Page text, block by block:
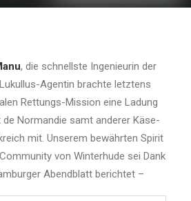
, die schnellste Ingenieurin der
Agentin brachte letztens
Rettungs-Mission eine Ladung
Normandie samt anderer Käse-
mit. Unserem bewährten Spirit
von Winterhude sei Dank
Abendblatt berichtet –